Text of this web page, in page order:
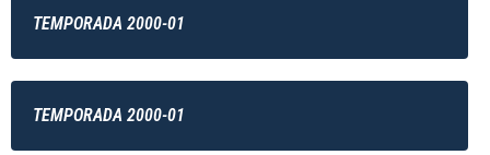
TEMPORADA 2000-01
TEMPORADA 2000-01